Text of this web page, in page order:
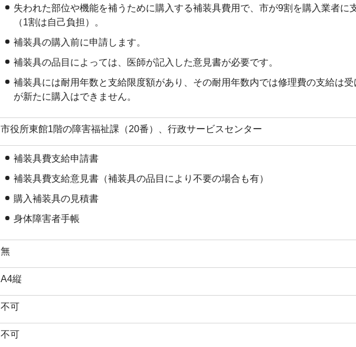
失われた部位や機能を補うために購入する補装具費用で、市が9割を購入業者に
（1割は自己負担）。
補装具の購入前に申請します。
補装具の品目によっては、医師が記入した意見書が必要です。
補装具には耐用年数と支給限度額があり、その耐用年数内では修理費の支給は
が新たに購入はできません。
市役所東館1階の障害福祉課（20番）、行政サービスセンター
補装具費支給申請書
補装具費支給意見書（補装具の品目により不要の場合も有）
購入補装具の見積書
身体障害者手帳
無
A4縦
不可
不可